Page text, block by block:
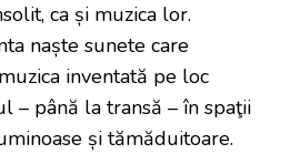
ca și muzica lor.
naște sunete care
inventată pe loc
– până la transă – în spaţii
și tămăduitoare.